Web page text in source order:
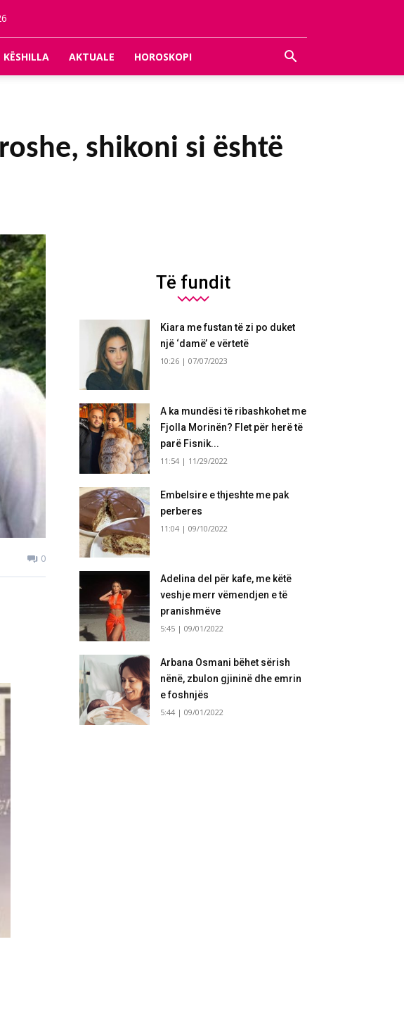
KËSHILLA AKTUALE HOROSKOPI
shikoni si është
0
Të fundit
Kiara me fustan të zi po duket
një ‘damë’ e vërtetë
10:26 | 07/07/2023
A ka mundësi të ribashkohet me
Fjolla Morinën? Flet për herë të
parë Fisnik...
11:54 | 11/29/2022
Embelsire e thjeshte me pak
perberes
11:04 | 09/10/2022
Adelina del për kafe, me këtë
veshje merr vëmendjen e të
pranishmëve
5:45 | 09/01/2022
Arbana Osmani bëhet sërish
nënë, zbulon gjininë dhe emrin
e foshnjës
5:44 | 09/01/2022